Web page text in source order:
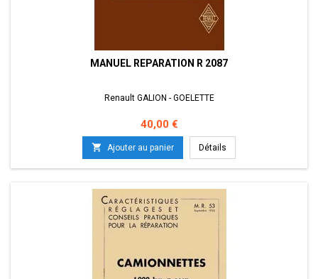
MANUEL REPARATION R 2087
Renault GALION - GOELETTE
Prix
40,00 €
 Ajouter au panier Détails